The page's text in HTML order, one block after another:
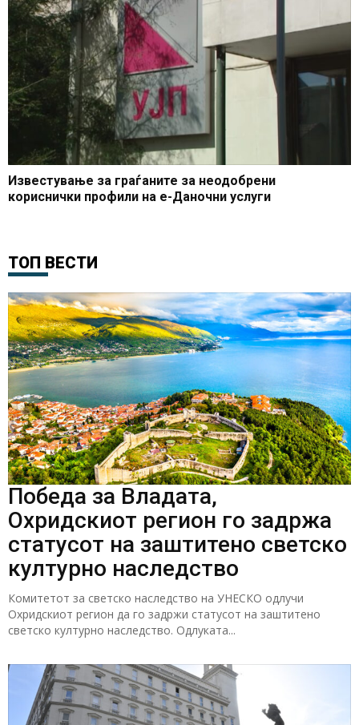
Известување за граѓаните за неодобрени
кориснички профили на е-Даночни услуги
ТОП ВЕСТИ
Победа за Владата,
Охридскиот регион го задржа
статусот на заштитено светско
културно наследство
Комитетот за светско наследство на УНЕСКО одлучи
Охридскиот регион да го задржи статусот на заштитено
светско културно наследство. Одлуката...